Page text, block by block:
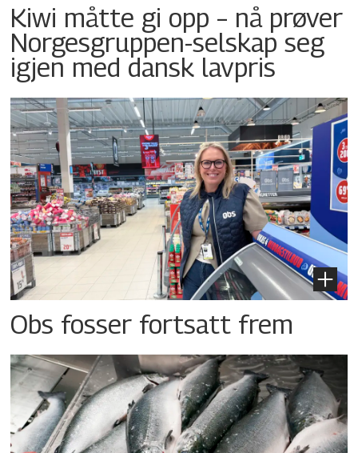
Kiwi måtte gi opp – nå prøver
Norgesgruppen-selskap seg
igjen med dansk lavpris
Obs fosser fortsatt frem